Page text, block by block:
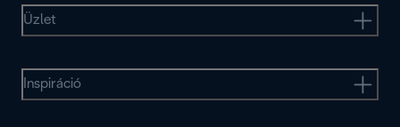
Üzlet
Inspiráció